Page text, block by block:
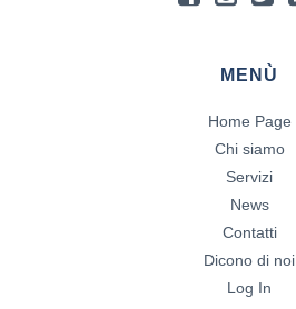
MENÙ
Home Page
Chi siamo
Servizi
News
Contatti
Dicono di noi
Log In